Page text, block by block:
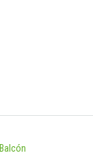
Balcón